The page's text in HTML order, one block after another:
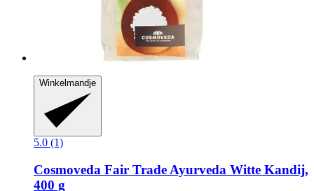
Winkelmandje
5.0 (1)
Cosmoveda Fair Trade Ayurveda Witte Kandij,
400 g